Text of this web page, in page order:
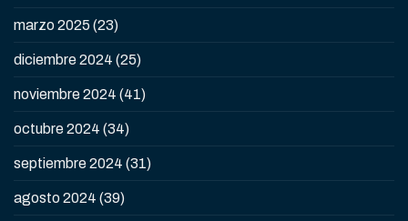
marzo 2025 (23)
diciembre 2024 (25)
noviembre 2024 (41)
octubre 2024 (34)
septiembre 2024 (31)
agosto 2024 (39)